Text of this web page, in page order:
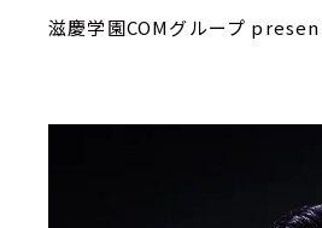
滋慶学園COMグループ